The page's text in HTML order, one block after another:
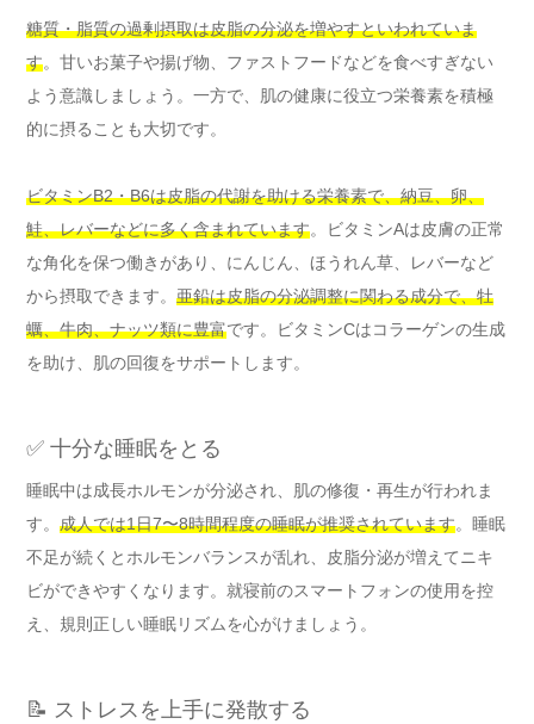
糖質・脂質の過剰摂取は皮脂の分泌を増やすといわれていま
す。甘いお菓子や揚げ物、ファストフードなどを食べすぎない
よう意識しましょう。一方で、肌の健康に役立つ栄養素を積極
的に摂ることも大切です。
ビタミンB2・B6は皮脂の代謝を助ける栄養素で、納豆、卵、
鮭、レバーなどに多く含まれています。ビタミンAは皮膚の正常
な角化を保つ働きがあり、にんじん、ほうれん草、レバーなど
から摂取できます。 亜鉛は皮脂の分泌調整に関わる成分で、牡
蠣、牛肉、ナッツ類に豊富です。ビタミンCはコラーゲンの生成
を助け、肌の回復をサポートします。
✅ 十分な睡眠をとる
睡眠中は成長ホルモンが分泌され、肌の修復・再生が行われま
す。 成人では1日7〜8時間程度の睡眠が推奨されています。睡眠
不足が続くとホルモンバランスが乱れ、皮脂分泌が増えてニキ
ビができやすくなります。就寝前のスマートフォンの使用を控
え、規則正しい睡眠リズムを心がけましょう。
📝 ストレスを上手に発散する